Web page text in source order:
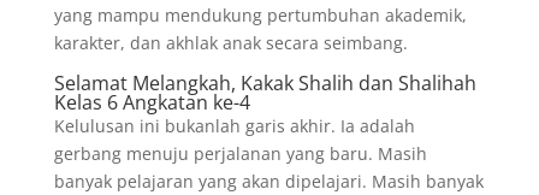
yang mampu mendukung pertumbuhan akademik,
karakter, dan akhlak anak secara seimbang.
Selamat Melangkah, Kakak Shalih dan Shalihah
Kelas 6 Angkatan ke-4
Kelulusan ini bukanlah garis akhir. Ia adalah
gerbang menuju perjalanan yang baru. Masih
banyak pelajaran yang akan dipelajari. Masih banyak